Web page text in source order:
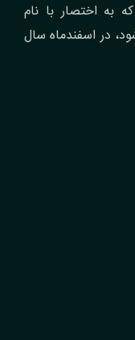
به اختصار با نام
در اسفندماه سال